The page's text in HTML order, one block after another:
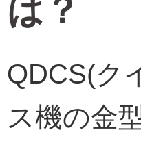
は？
QDCS(ク
ス機の金